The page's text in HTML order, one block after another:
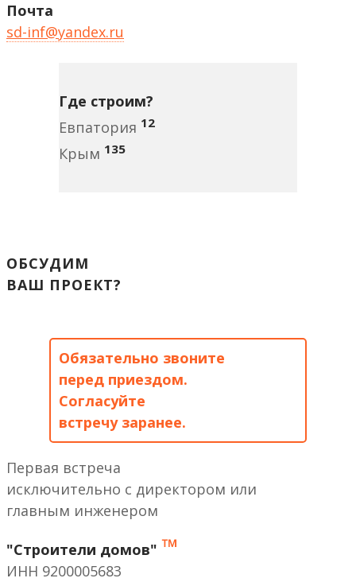
Почта
sd-inf@yandex.ru
Где строим?
Евпатория 12
Крым 135
ОБСУДИМ
ВАШ ПРОЕКТ?
Обязательно звоните
перед приездом.
Согласуйте
встречу заранее.
Первая встреча
исключительно с директором или
главным инженером
"Строители домов" ™
ИНН 9200005683